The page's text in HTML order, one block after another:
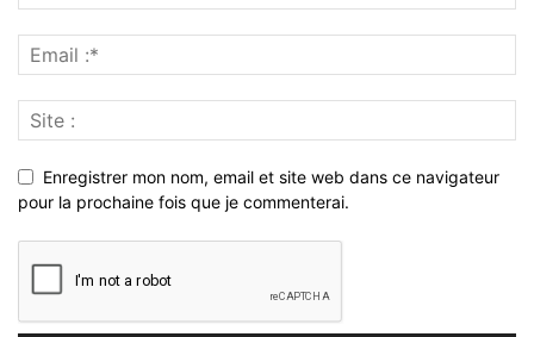
Enregistrer mon nom, email et site web dans ce navigateur
pour la prochaine fois que je commenterai.